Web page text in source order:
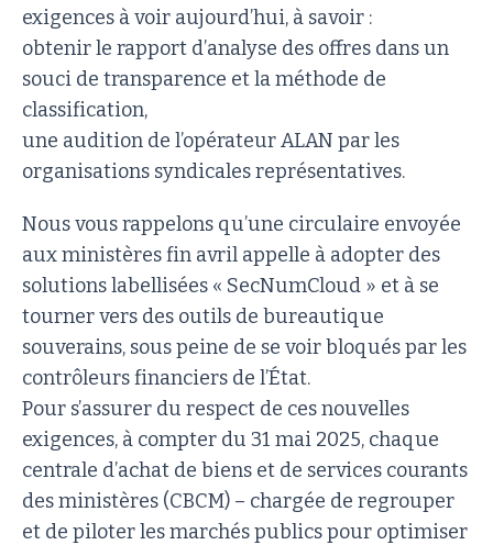
exigences à voir aujourd’hui, à savoir :
obtenir le rapport d’analyse des offres dans un
souci de transparence et la méthode de
classification,
une audition de l’opérateur ALAN par les
organisations syndicales représentatives.
Nous vous rappelons qu’une circulaire envoyée
aux ministères fin avril appelle à adopter des
solutions labellisées « SecNumCloud » et à se
tourner vers des outils de bureautique
souverains, sous peine de se voir bloqués par les
contrôleurs financiers de l’État.
Pour s’assurer du respect de ces nouvelles
exigences, à compter du 31 mai 2025, chaque
centrale d’achat de biens et de services courants
des ministères (CBCM) – chargée de regrouper
et de piloter les marchés publics pour optimiser